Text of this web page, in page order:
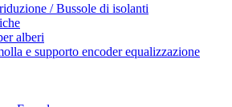
/ Bussole di isolanti
alberi
e supporto encoder equalizzazione